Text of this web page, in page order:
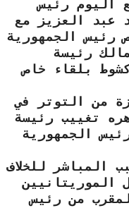
اليوم رئيس
عبد العزيز مع
رئيس الجمهورية
رئيسة
بلقاء خاص
من التوتر في
تغييب رئيسة
الجمهورية
المباشر للخلاف
الموريتانيين
من رئيس